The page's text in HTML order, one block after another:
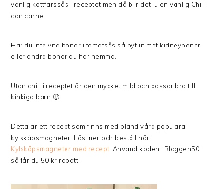
vanlig köttfärssås i receptet men då blir det ju en vanlig Chili
con carne.
Har du inte vita bönor i tomatsås så byt ut mot kidneybönor
eller andra bönor du har hemma.
Utan chili i receptet är den mycket mild och passar bra till
kinkiga barn 🙂
Detta är ett recept som finns med bland våra populära
kylskåpsmagneter. Läs mer och beställ här:
Kylskåpsmagneter med recept. Använd koden “Bloggen50”
så får du 50 kr rabatt!